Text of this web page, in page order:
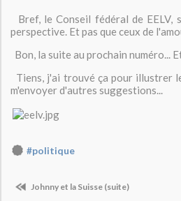
Bref, le Conseil fédéral de EELV,
perspective. Et pas que ceux de
Bon, la suite au prochain numéro...
Tiens, j'ai trouvé ça pour illustrer
m'envoyer d'autres suggestions...
#politique
Johnny et la Suisse (suite)